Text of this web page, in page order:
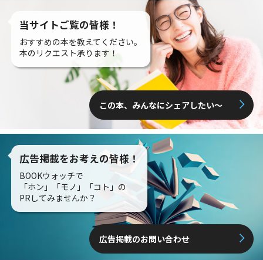
当サイトご覧の皆様！
おすすめの本を教えてください。
本のリクエスト承ります！
この本、みんなにシェアしたい〜
広告掲載をお考えの皆様！
BOOKウォッチで
「ホン」「モノ」「コト」の
PRしてみませんか？
広告掲載のお問い合わせ